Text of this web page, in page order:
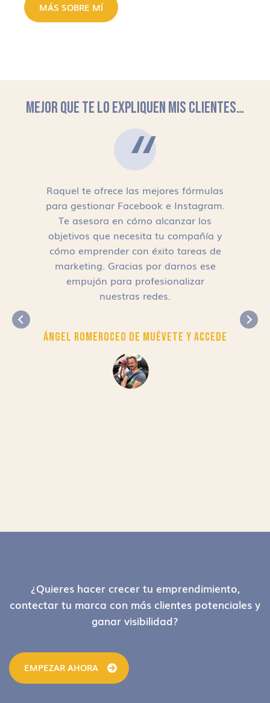
MÁS SOBRE MÍ
MEJOR QUE TE LO EXPLIQUEN MIS CLIENTES…
Raquel te ofrece las mejores fórmulas
para gestionar Facebook e Instagram.
Te asesora en cómo alcanzar los
objetivos que necesita tu compañía y
cómo emprender con éxito tareas de
marketing. Gracias por darnos ese
empujón para profesionalizar
nuestras redes.
Ángel RomeroCEO de Muévete y Accede
Footer¿Quieres hacer crecer tu emprendimiento,
contectar tu marca con más clientes potenciales y
ganar visibilidad?
EMPEZAR AHORA